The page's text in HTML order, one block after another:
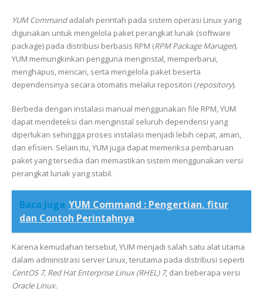
YUM Commandadalah perintah pada sistem operasi Linux yang
digunakan untuk mengelola paket perangkat lunak (software
package) pada distribusi berbasis RPM (RPM Package Manager).
YUM memungkinkan pengguna menginstal, memperbarui,
menghapus, mencari, serta mengelola paket beserta
dependensinya secara otomatis melalui repositori (repository).
Berbeda dengan instalasi manual menggunakan file RPM, YUM
dapat mendeteksi dan menginstal seluruh dependensi yang
diperlukan sehingga proses instalasi menjadi lebih cepat, aman,
dan efisien. Selain itu, YUM juga dapat memeriksa pembaruan
paket yang tersedia dan memastikan sistem menggunakan versi
perangkat lunak yang stabil.
Baca Juga YUM Command : Pengertian, fitur
dan Contoh Perintahnya
Karena kemudahan tersebut, YUM menjadi salah satu alat utama
dalam administrasi server Linux, terutama pada distribusi seperti
CentOS 7, Red Hat Enterprise Linux (RHEL) 7, dan beberapa versi
Oracle Linux.